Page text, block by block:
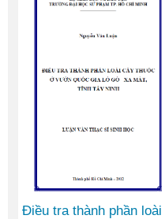
Điều tra thành phần loài